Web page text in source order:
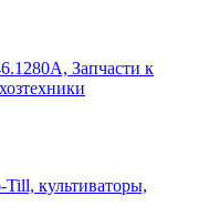
Запчасти к
культиваторы,